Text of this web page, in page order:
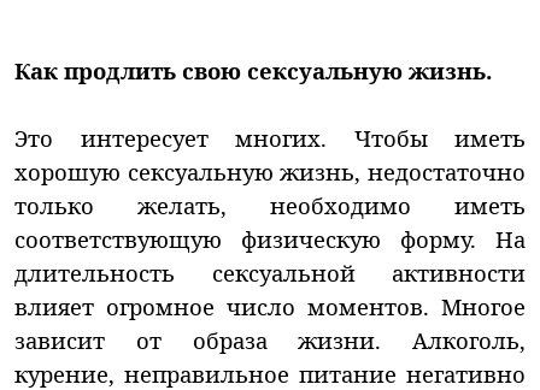
Как продлить свою сексуальную жизнь.
Это интересует многих. Чтобы иметь
хорошую сексуальную жизнь, недостаточно
только желать, необходимо иметь
соответствующую физическую форму. На
длительность сексуальной активности
влияет огромное число моментов. Многое
зависит от образа жизни. Алкоголь,
курение, неправильное питание негативно